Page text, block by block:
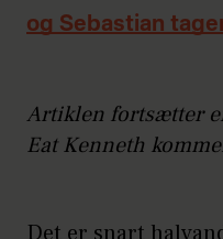
og Sebastian
Artiklen fortsætter
Eat Kenneth